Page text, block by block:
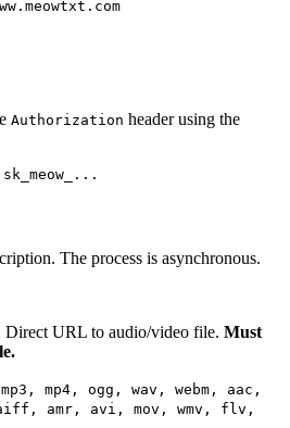
Authorization header using the
The process is asynchronous.
Direct URL to audio/video file. Must
mp3, mp4, ogg, wav, webm, aac,
amr, avi, mov, wmv, flv,